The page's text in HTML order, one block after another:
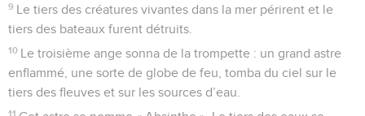
9 Le tiers des créatures vivantes dans la mer périrent et le
tiers des bateaux furent détruits.
10 Le troisième ange sonna de la trompette : un grand astre
enflammé, une sorte de globe de feu, tomba du ciel sur le
tiers des fleuves et sur les sources d’eau.
11